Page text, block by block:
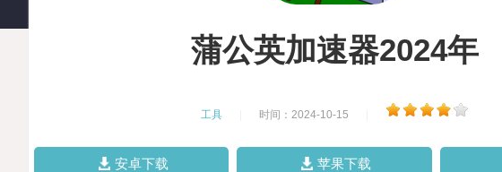
蒲公英加速器2024年
工具 时间：2024-10-15
安卓下载 苹果下载